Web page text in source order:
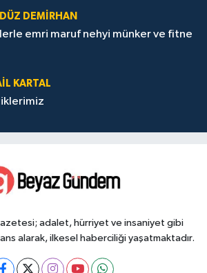
DEMIRHAN
emri maruf nehyi münker ve fitne
KARTAL
adalet, hürriyet ve insaniyet gibi
alarak, ilkesel haberciliği yaşatmaktadır.